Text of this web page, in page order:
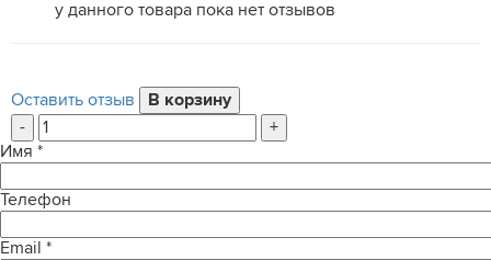
у данного товара пока нет отзывов
Оставить отзыв
-
+
Имя *
Телефон
Email *